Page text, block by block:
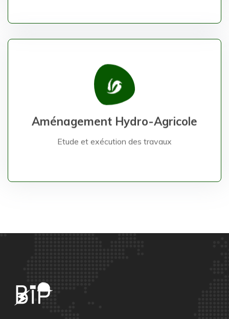
Aménagement Hydro-Agricole
Etude et exécution des travaux
Aménagement Hydro-Agricole
Etude et exécution des travaux